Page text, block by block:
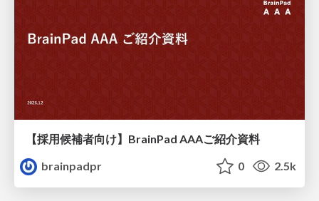
【採用候補者向け】BrainPad AAAご紹介資料
brainpadpr
0 2.5k